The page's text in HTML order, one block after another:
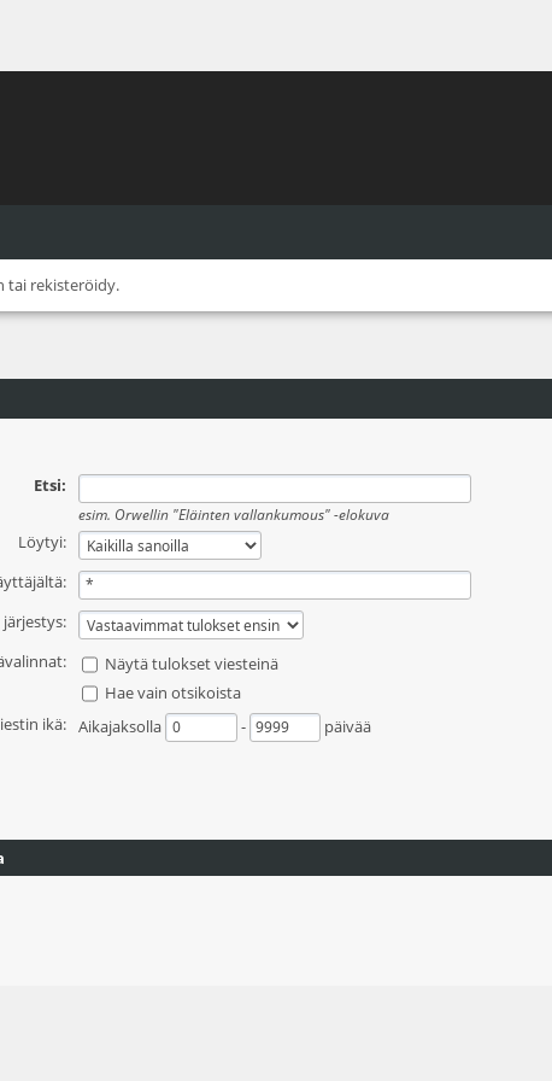
tai rekisteröidy.
Etsi:
esim. Orwellin "Eläinten vallankumous" -elokuva
Löytyi:
Näytä tulokset viesteinä
Hae vain otsikoista
ikä: Aikajaksolla - päivää